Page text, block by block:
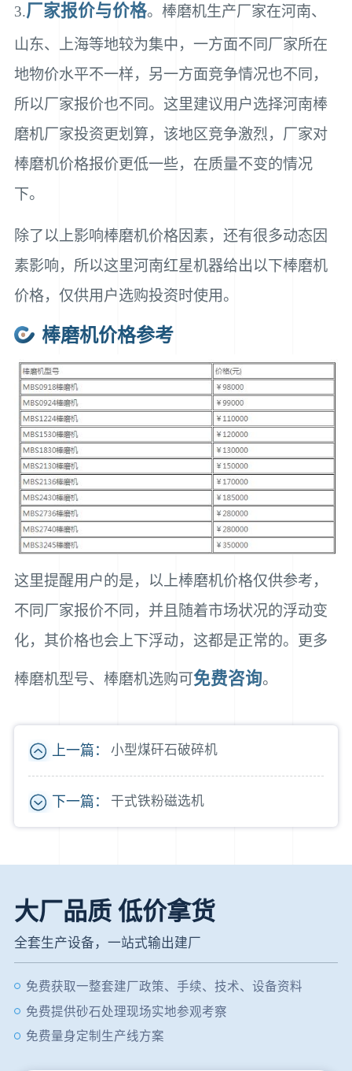
3.厂家报价与价格。棒磨机生产厂家在河南、
山东、上海等地较为集中，一方面不同厂家所在
地物价水平不一样，另一方面竞争情况也不同，
所以厂家报价也不同。这里建议用户选择河南棒
磨机厂家投资更划算，该地区竞争激烈，厂家对
棒磨机价格报价更低一些，在质量不变的情况
下。
除了以上影响棒磨机价格因素，还有很多动态因
素影响，所以这里河南红星机器给出以下棒磨机
价格，仅供用户选购投资时使用。
棒磨机价格参考
这里提醒用户的是，以上棒磨机价格仅供参考，
不同厂家报价不同，并且随着市场状况的浮动变
化，其价格也会上下浮动，这都是正常的。更多
棒磨机型号、棒磨机选购可免费咨询。
上一篇： 小型煤矸石破碎机
下一篇： 干式铁粉磁选机
大厂品质 低价拿货
全套生产设备，一站式输出建厂
免费获取一整套建厂政策、手续、技术、设备资料
免费提供砂石处理现场实地参观考察
免费量身定制生产线方案